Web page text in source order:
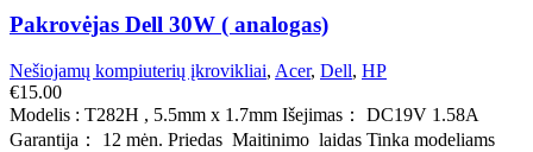
Pakrovėjas Dell 30W ( analogas)
Nešiojamų kompiuterių įkrovikliai, Acer, Dell, HP
€15.00
Modelis : T282H , 5.5mm x 1.7mm Išejimas： DC19V 1.58A
Garantija： 12 mėn. Priedas Maitinimo laidas Tinka modeliams